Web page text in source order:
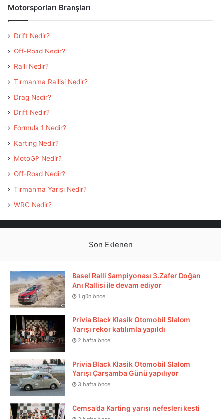
Motorsporları Branşları
Drift Nedir?
Off-Road Nedir?
Ralli Nedir?
Tırmanma Rallisi Nedir?
Drag Nedir?
Drift Nedir?
Formula 1 Nedir?
Karting Nedir?
MotoGP Nedir?
Off-Road Nedir?
Tırmanma Yarışı Nedir?
WRC Nedir?
Son Eklenen
Basel Ralli Şampiyonası 3.Zafer Doğan
Anı Rallisi ile devam ediyor
1 gün önce
Privia Black Klasik Otomobil Slalom
Yarışı rekor katılımla yapıldı
2 hafta önce
Privia Black Klasik Otomobil Slalom
Yarışı Çarşamba Günü yapılıyor
3 hafta önce
Cemsa’da Karting yarışı nefesleri kesti